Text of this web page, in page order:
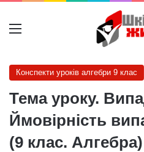
Меню
Конспекти уроків алгебри 9 клас
Тема уроку.
Ймовірність
(9 клас. Алгебра)